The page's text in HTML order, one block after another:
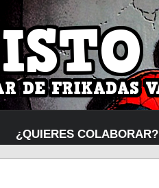
¿QUIERES COLABORAR?